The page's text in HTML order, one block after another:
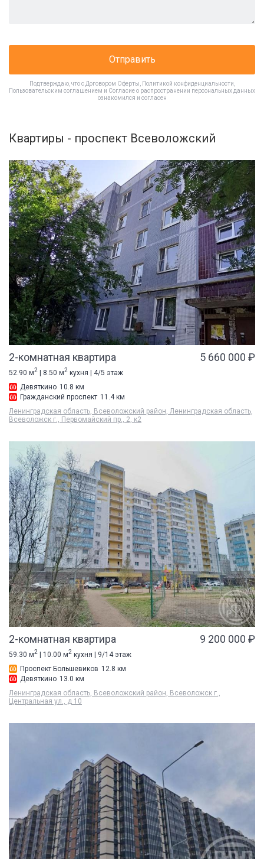
Отправить
Подтверждаю, что с Договором Оферты Политикой конфиденциальности
Пользовательским соглашением и Согласие о распространении персональных данных
ознакомился и согласен
Квартиры - проспект Всеволожский
2-комнатная квартира 5 660 000 ₽
52.90 м2 | 8.50 м2 кухня | 4/5 этаж
Девяткино 10.8 км
Гражданский проспект 11.4 км
Ленинградская область, Всеволожский район, Ленинградская область,
Всеволожск г., Первомайский пр., 2, к2
2-комнатная квартира 9 200 000 ₽
59.30 м2 | 10.00 м2 кухня | 9/14 этаж
Проспект Большевиков 12.8 км
Девяткино 13.0 км
Ленинградская область, Всеволожский район, Всеволожск г.,
Центральная ул., д 10